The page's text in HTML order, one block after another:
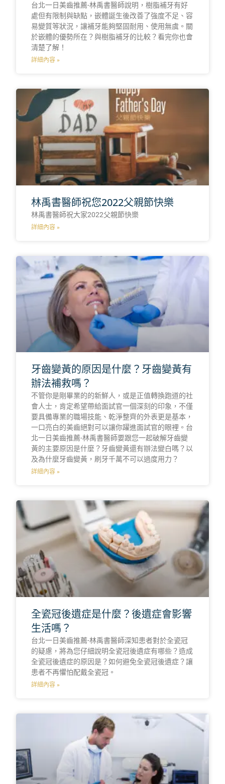
台北一日美齒推薦-林禹書醫師說明，樹脂補牙有好
處但有限制與缺點，嵌體誕生後改善了強度不足、容
易變質等狀況，讓補牙能夠堅固耐用、使用無虞。關
於嵌體的優勢所在？與樹脂補牙的比較？看完你也會
清楚了解！
詳細內容 »
林禹書醫師祝您2022父親節快樂
林禹書醫師祝大家2022父親節快樂
詳細內容 »
牙齒變黃的原因是什麼？牙齒變黃有
辦法補救嗎？
不管你是剛畢業的的新鮮人，或是正值轉換跑道的社
會人士，肯定希望帶給面試官一個深刻的印象，不僅
要具備專業的職場技能、乾淨整齊的外表更是基本，
一口亮白的美齒絕對可以讓你躍進面試官的眼裡。台
北一日美齒推薦-林禹書醫師要跟您一起破解牙齒變
黃的主要原因是什麼？牙齒變黃還有辦法變白嗎？以
及為什麼牙齒變黃，刷牙千萬不可以過度用力？
詳細內容 »
全瓷冠後遺症是什麼？後遺症會影響
生活嗎？
台北一日美齒推薦-林禹書醫師深知患者對於全瓷冠
的疑慮，將為您仔細說明全瓷冠後遺症有哪些？造成
全瓷冠後遺症的原因是？如何避免全瓷冠後遺症？讓
患者不再懼怕配戴全瓷冠。
詳細內容 »